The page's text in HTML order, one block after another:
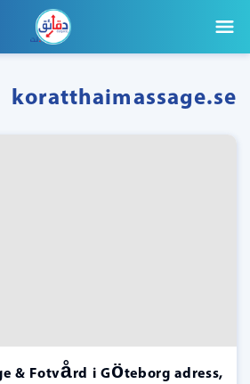
koratthaimassage.se
& Fotvård i Göteborg adress,